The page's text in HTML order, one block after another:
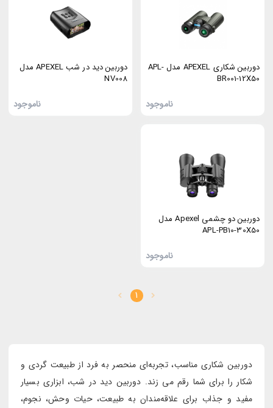
دوربین شکاری APEXEL مدل APL-
BR001-12X50
ناموجود
دوربین دید در شب APEXEL مدل
NV008
ناموجود
دوربین دو چشمی Apexel مدل
APL-PB10-30X50
ناموجود
1
دوربین شکاری مناسب، تجربه‌ای منحصر به فرد از طبیعت‌ گردی و
شکار را برای شما رقم می زند. دوربین دید در شب، ابزاری بسیار
مفید و جذاب برای علاقه‌مندان به طبیعت، حیات وحش، نجوم،